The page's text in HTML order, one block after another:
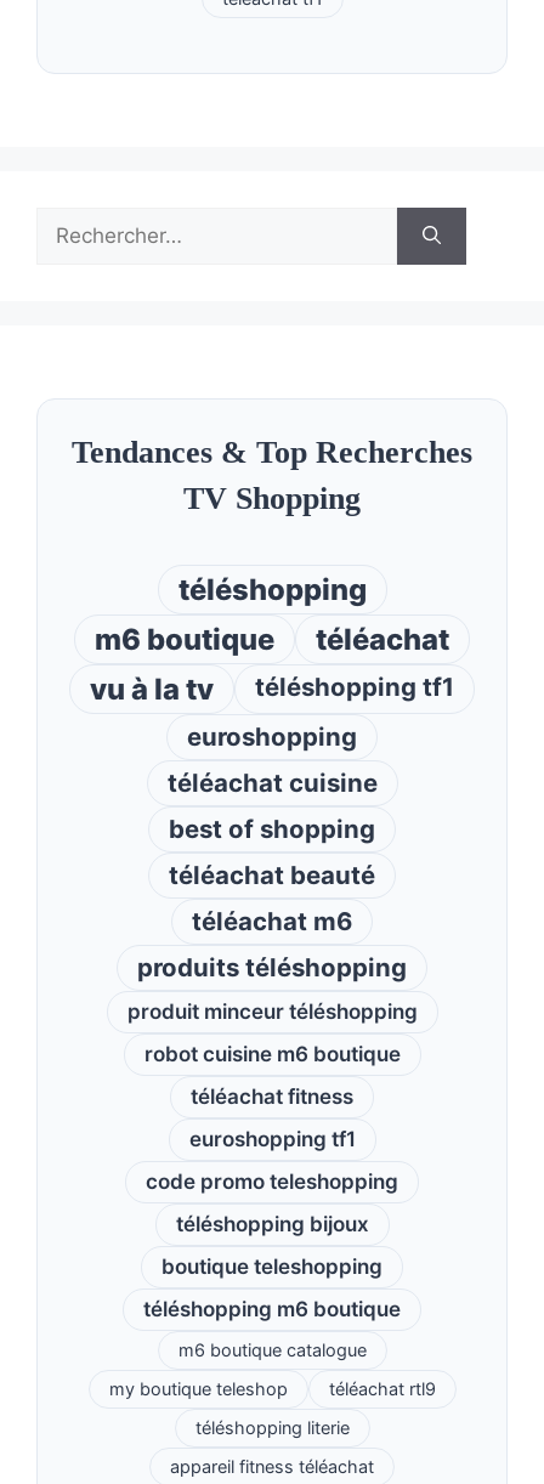
Rechercher :
Tendances & Top Recherches
TV Shopping
téléshopping
m6 boutique
téléachat
vu à la tv
téléshopping tf1
euroshopping
téléachat cuisine
best of shopping
téléachat beauté
téléachat m6
produits téléshopping
produit minceur téléshopping
robot cuisine m6 boutique
téléachat fitness
euroshopping tf1
code promo teleshopping
téléshopping bijoux
boutique teleshopping
téléshopping m6 boutique
m6 boutique catalogue
my boutique teleshop
téléachat rtl9
téléshopping literie
appareil fitness téléachat